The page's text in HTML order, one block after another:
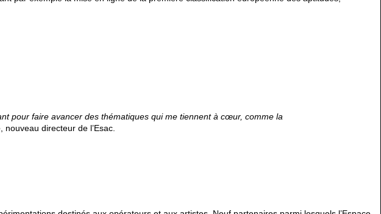
pour faire avancer des thématiques qui me tiennent à cœur, comme la
directeur de l’Esac.